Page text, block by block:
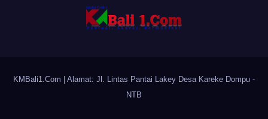
KMBali1.Com
| Alamat: Jl. Lintas Pantai Lakey Desa Kareke Dompu -
NTB